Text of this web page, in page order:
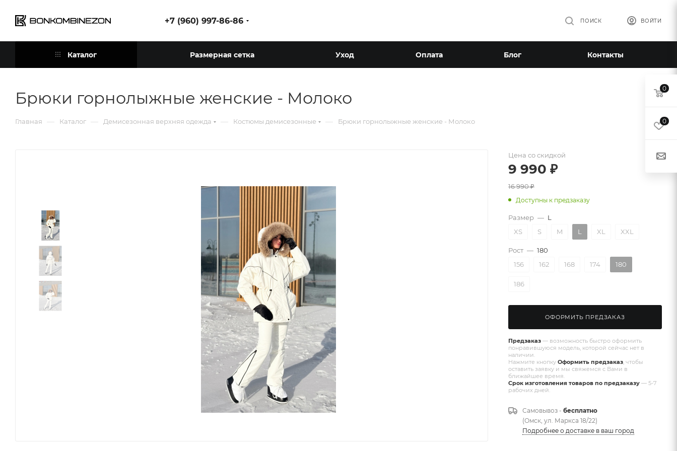
+7 (960) 997-86-86 ВОЙТИ
ПОИСК
Каталог Размерная сетка Уход Оплата Блог Контакты
Брюки горнолыжные женские - Молоко
Главная — Каталог — Демисезонная верхняя одежда — Костюмы демисезонные — Брюки горнолыжные женские - Молоко
Цена со скидкой
9 990 ₽
16 990₽
Доступны к предзаказу
Размер — L
XS
S M L XL XXL
Рост — 180
156
162 168 174 180
186
ОФОРМИТЬ ПРЕДЗАКАЗ
Предзаказ — возможность быстро оформить
понравившуюся модель, которой сейчас нет в
наличии.
Нажмите кнопку Оформить предзаказ , чтобы
оставить заявку и мы свяжемся с Вами в
ближайшее время.
Срок изготовления товаров по предзаказу — 5-7
рабочих дней.
Самовывоз - бесплатно
(Омск, ул. Маркса 18/22)
Подробнее о доставке в ваш город
0
0